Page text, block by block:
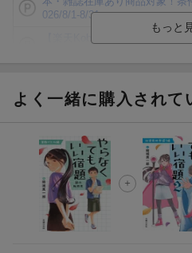
026/8/1-8/31
分け！
【スタンプカード】楽天ポイン
が当たる！
楽天モバイル紹介キャンペーン
進呈
よく一緒に購入されて